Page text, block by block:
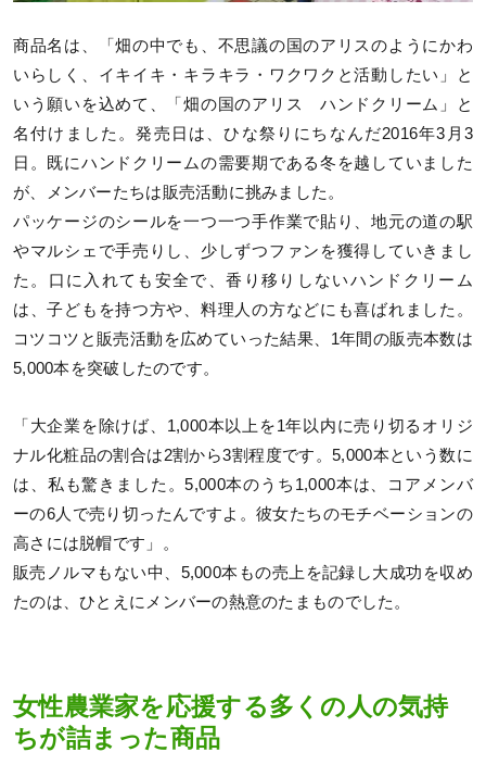
商品名は、「畑の中でも、不思議の国のアリスのようにかわ
いらしく、イキイキ・キラキラ・ワクワクと活動したい」と
いう願いを込めて、「畑の国のアリス ハンドクリーム」と
名付けました。発売日は、ひな祭りにちなんだ2016年3月3
日。既にハンドクリームの需要期である冬を越していました
が、メンバーたちは販売活動に挑みました。
パッケージのシールを一つ一つ手作業で貼り、地元の道の駅
やマルシェで手売りし、少しずつファンを獲得していきまし
た。口に入れても安全で、香り移りしないハンドクリーム
は、子どもを持つ方や、料理人の方などにも喜ばれました。
コツコツと販売活動を広めていった結果、1年間の販売本数は
5,000本を突破したのです。
「大企業を除けば、1,000本以上を1年以内に売り切るオリジ
ナル化粧品の割合は2割から3割程度です。5,000本という数に
は、私も驚きました。5,000本のうち1,000本は、コアメンバ
ーの6人で売り切ったんですよ。彼女たちのモチベーションの
高さには脱帽です」。
販売ノルマもない中、5,000本もの売上を記録し大成功を収め
たのは、ひとえにメンバーの熱意のたまものでした。
女性農業家を応援する多くの人の気持
ちが詰まった商品